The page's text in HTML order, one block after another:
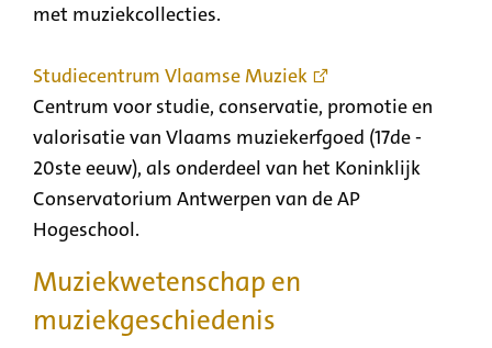
met muziekcollecties.
Studiecentrum Vlaamse Muziek
Centrum voor studie, conservatie, promotie en
valorisatie van Vlaams muziekerfgoed (17de -
20ste eeuw), als onderdeel van het Koninklijk
Conservatorium Antwerpen van de AP
Hogeschool.
Muziekwetenschap en
muziekgeschiedenis